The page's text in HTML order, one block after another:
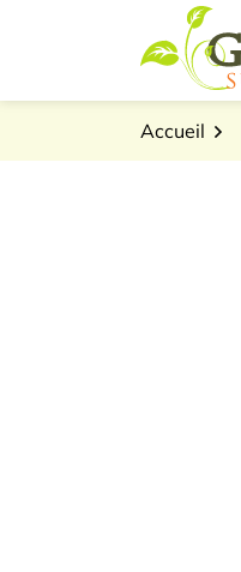
Accueil